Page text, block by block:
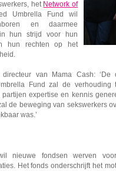
het Network of
Umbrella Fund wil
en daarmee
in hun strijd voor hun
hun rechten op het
directeur van Mama Cash:
Fund zal de verhouding
expertise en kennis
de beweging van sekswerkers
was.’
nieuwe fondsen werven
Het fonds onderschrijft het